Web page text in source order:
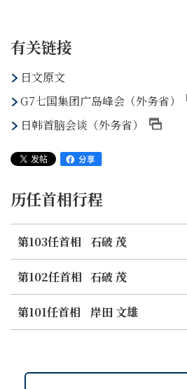
有关链接
日文原文
G7七国集团广岛峰会（外务省）
日韩首脑会谈（外务省）
历任首相行程
第103任首相 石破 茂
第102任首相 石破 茂
第101任首相
岸田 文雄